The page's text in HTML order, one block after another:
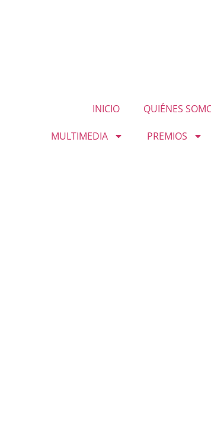
INICIO QUIÉNES
MULTIMEDIA PREMIOS